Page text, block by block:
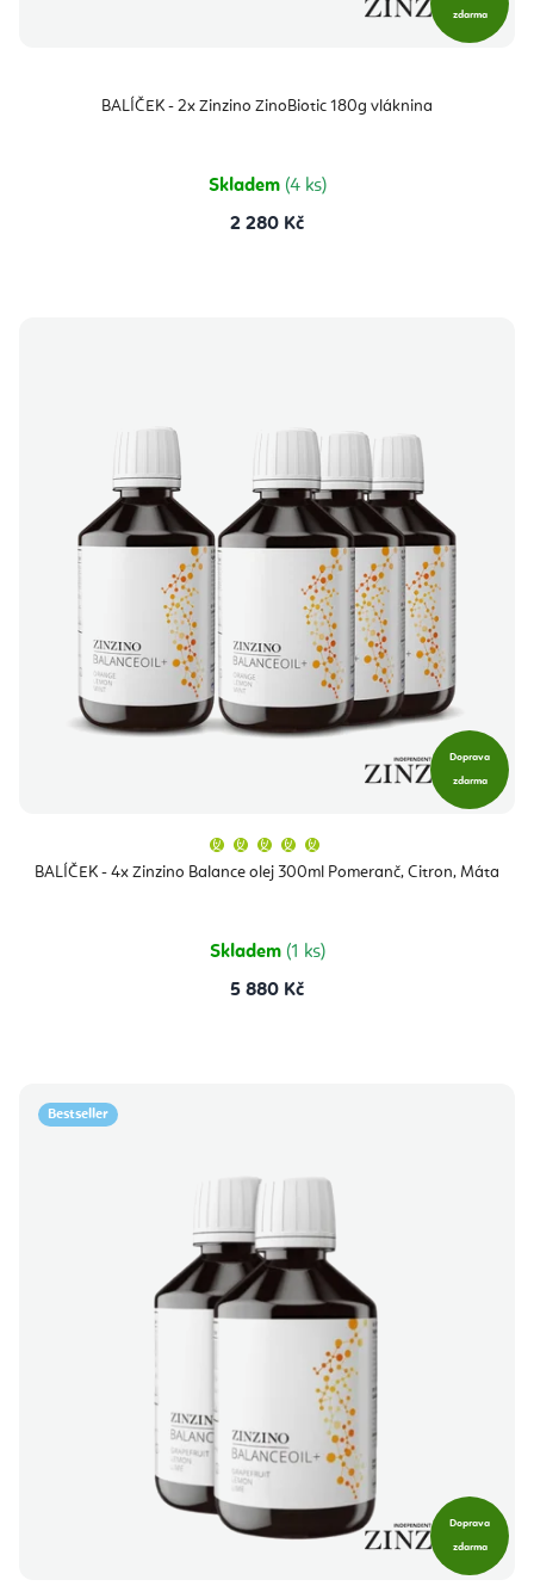
zdarma
BALÍČEK - 2x Zinzino ZinoBiotic 180g vláknina
Skladem (4 ks)
2 280 Kč
Doprava
zdarma
BALÍČEK - 4x Zinzino Balance olej 300ml Pomeranč, Citron, Máta
produktu
je
Skladem (1 ks)
5 880 Kč
Bestseller
Doprava
zdarma